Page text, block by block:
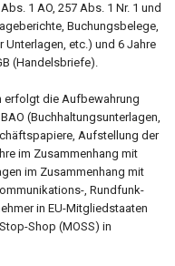
1 AO, 257 Abs. 1 Nr. 1 und
Buchungsbelege,
Unterlagen, etc.) und 6 Jahre
(Handelsbriefe).
erfolgt die Aufbewahrung
(Buchhaltungsunterlagen,
Aufstellung der
im Zusammenhang mit
im Zusammenhang mit
, Rundfunk-
in EU-Mitgliedstaaten
Shop (MOSS) in